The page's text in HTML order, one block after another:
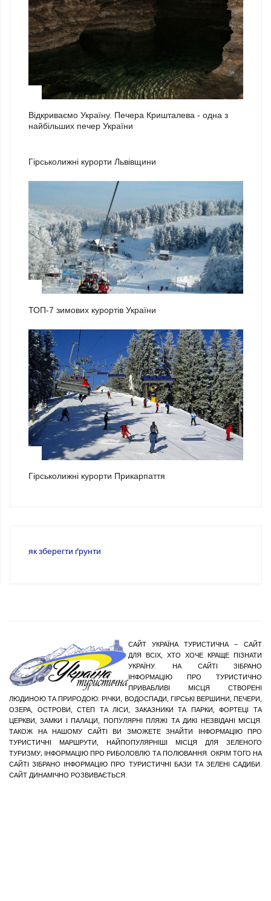
Відкриваємо Україну. Печера Кришталева - одна з
найбільших печер України
Гірськолижні курорти Львівщини
ТОП-7 зимових курортів України
Гірськолижні курорти Прикарпаття
як зберегти ґрунти
САЙТ УКРАЇНА ТУРИСТИЧНА – САЙТ
ДЛЯ ВСІХ, ХТО ХОЧЕ КРАЩЕ ПІЗНАТИ
УКРАЇНУ. НА САЙТІ ЗІБРАНО
ІНФОРМАЦІЮ ПРО ТУРИСТИЧНО
ПРИВАБЛИВІ МІСЦЯ СТВОРЕНІ
ЛЮДИНОЮ ТА ПРИРОДОЮ: РІЧКИ, ВОДОСПАДИ, ГІРСЬКІ ВЕРШИНИ, ПЕЧЕРИ,
ОЗЕРА, ОСТРОВИ, СТЕП ТА ЛІСИ, ЗАКАЗНИКИ ТА ПАРКИ, ФОРТЕЦІ ТА
ЦЕРКВИ, ЗАМКИ І ПАЛАЦИ, ПОПУЛЯРНІ ПЛЯЖІ ТА ДИКІ НЕЗВІДАНІ МІСЦЯ.
ТАКОЖ НА НАШОМУ САЙТІ ВИ ЗМОЖЕТЕ ЗНАЙТИ ІНФОРМАЦІЮ ПРО
ТУРИСТИЧНІ МАРШРУТИ, НАЙПОПУЛЯРНІШІ МІСЦЯ ДЛЯ ЗЕЛЕНОГО
ТУРИЗМУ; ІНФОРМАЦІЮ ПРО РИБОЛОВЛЮ ТА ПОЛЮВАННЯ. ОКРІМ ТОГО НА
САЙТІ ЗІБРАНО ІНФОРМАЦІЮ ПРО ТУРИСТИЧНІ БАЗИ ТА ЗЕЛЕНІ САДИБИ.
САЙТ ДИНАМІЧНО РОЗВИВАЄТЬСЯ.